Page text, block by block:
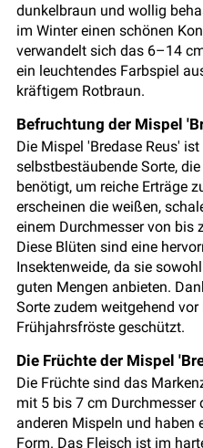
dunkelbraun und wollig
im Winter einen schönen
verwandelt sich das 6–14
ein leuchtendes Farbspiel
kräftigem Rotbraun.
Befruchtung der Mispel
Die Mispel 'Bredase Reus'
selbstbestäubende Sorte,
benötigt, um reiche Erträge
erscheinen die weißen,
einem Durchmesser von bis
Diese Blüten sind eine
Insektenweide, da sie
guten Mengen anbieten.
Sorte zudem weitgehend
Frühjahrsfröste geschützt.
Die Früchte der Mispel
Die Früchte sind das
mit 5 bis 7 cm Durchmesser
anderen Mispeln und haben
Form. Das Fleisch ist im